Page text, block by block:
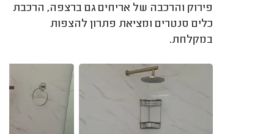
פירוק והרכבה של אריחים גם ברצפה, הרכבת
כלים סנטרים ומציאת פתרון להצפות
במקלחת.